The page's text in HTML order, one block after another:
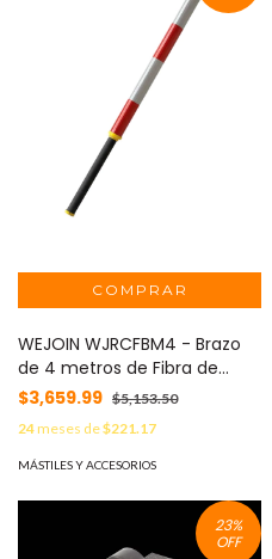
WEJOIN WJRCFBM4 - Brazo
de 4 metros de Fibra de
Carbono con Cubierta de
$3,659.99 $5,153.50
24meses de$221.17
MÁSTILES Y ACCESORIOS
23%
OFF